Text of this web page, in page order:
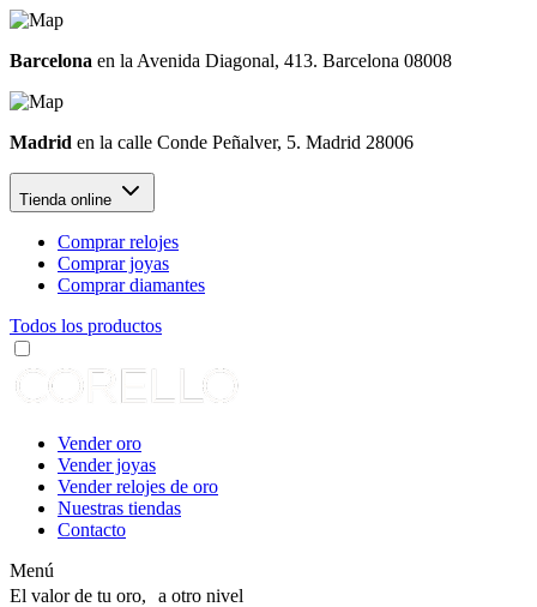
Barcelona en la Avenida Diagonal, 413. Barcelona 08008
Madrid en la calle Conde Peñalver, 5. Madrid 28006
Tienda online
Comprar relojes
Comprar joyas
Comprar diamantes
Todos los productos
Vender oro
Vender joyas
Vender relojes de oro
Nuestras tiendas
Contacto
Menú
El valor de tu oro, a otro nivel